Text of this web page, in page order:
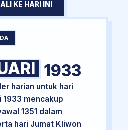
KE HARI INI
1933
harian untuk hari
1933 mencakup
1351 dalam
hari Jumat Kliwon